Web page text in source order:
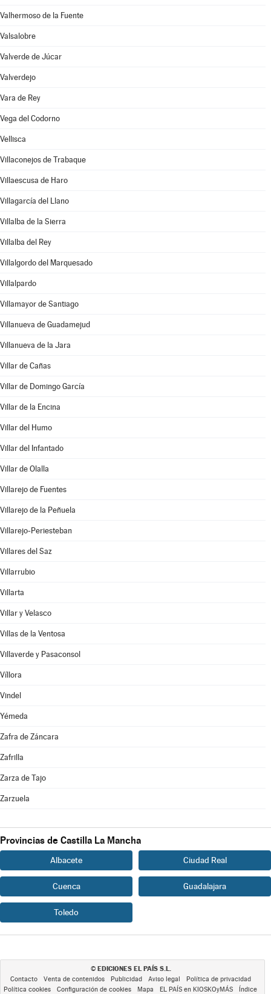
Valhermoso de la Fuente
Valsalobre
Valverde de Júcar
Valverdejo
Vara de Rey
Vega del Codorno
Vellisca
Villaconejos de Trabaque
Villaescusa de Haro
Villagarcía del Llano
Villalba de la Sierra
Villalba del Rey
Villalgordo del Marquesado
Villalpardo
Villamayor de Santiago
Villanueva de Guadamejud
Villanueva de la Jara
Villar de Cañas
Villar de Domingo García
Villar de la Encina
Villar del Humo
Villar del Infantado
Villar de Olalla
Villarejo de Fuentes
Villarejo de la Peñuela
Villarejo-Periesteban
Villares del Saz
Villarrubio
Villarta
Villar y Velasco
Villas de la Ventosa
Villaverde y Pasaconsol
Víllora
Vindel
Yémeda
Zafra de Záncara
Zafrilla
Zarza de Tajo
Zarzuela
Provincias de Castilla La Mancha
Albacete Ciudad Real
Cuenca Guadalajara
Toledo
© EDICIONES EL PAÍS S.L.
Contacto Venta de contenidos Publicidad Aviso legal
Política de privacidad
Política cookies
Configuración de cookies Mapa EL PAÍS en KIOSKOyMÁS Índice